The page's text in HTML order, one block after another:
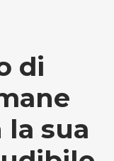
di
la sua